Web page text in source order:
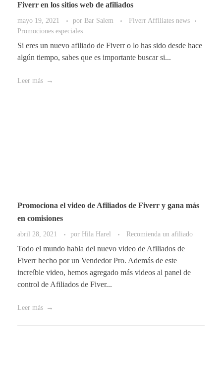
Fiverr en los sitios web de afiliados
mayo 19, 2021 por Bar Salem
Fiverr Affiliates news
Promociones especiales
Si eres un nuevo afiliado de Fiverr o lo has sido desde hace
algún tiempo, sabes que es importante buscar si...
Leer más
Promociona el video de Afiliados de Fiverr y gana más
en comisiones
abril 28, 2021 por Hila Harel Recomienda un afiliado
Todo el mundo habla del nuevo video de Afiliados de
Fiverr hecho por un Vendedor Pro. Además de este
increíble video, hemos agregado más videos al panel de
control de Afiliados de Fiver...
Leer más